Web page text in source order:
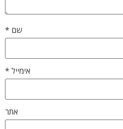
שם *
אימייל *
אתר